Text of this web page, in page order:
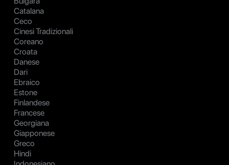
Catalana
Ceco
Cinesi Tradizionali
Coreano
Croata
Danese
Dari
Ebraico
Estone
Finlandese
Francese
Georgiana
Giapponese
Greco
Hindi